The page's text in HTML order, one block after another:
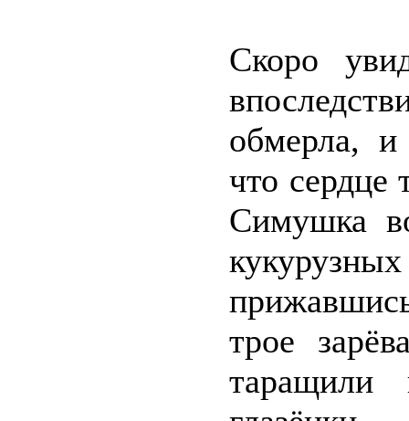
Скоро
обмерла, и
что сердце
Симушка
трое
таращили